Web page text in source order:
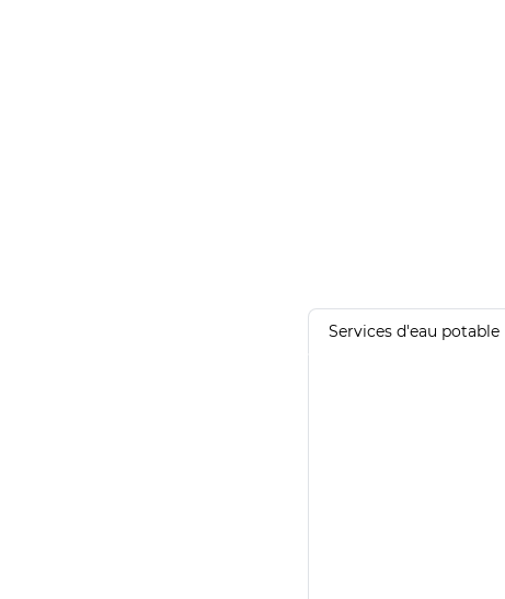
Services d'eau potable